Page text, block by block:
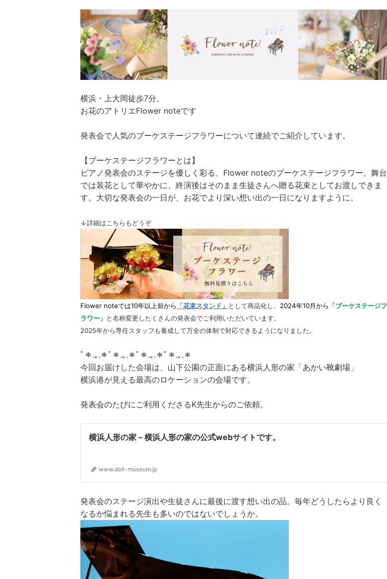
横浜・上大岡徒歩7分。
お花のアトリエFlower noteです
発表会で人気のブーケステージフラワーについて連続でご紹介しています。
【ブーケステージフラワーとは】
ピアノ発表会のステージを優しく彩る、Flower noteのブーケステージフラワー。舞台
では装花として華やかに、終演後はそのまま生徒さんへ贈る花束としてお渡しできま
す。大切な発表会の一日が、お花でより深い想い出の一日になりますように。
↓詳細はこちらもどうぞ
Flower noteでは10年以上前から 「花束スタンド」 として商品化し、 2024年10月から 「ブーケステージフ
ラワー」 と名称変更したくさんの発表会でご利用いただいています。
2025年から専任スタッフも養成して万全の体制で対応できるようになりました。
ﾟ＊.｡.＊ﾟ＊.｡.＊ﾟ＊.｡.＊ﾟ＊.｡.＊
今回お届けした会場は、山下公園の正面にある横浜人形の家「あかい靴劇場」
横浜港が見える最高のロケーションの会場です。
発表会のたびにご利用くださるK先生からのご依頼。
横浜人形の家 – 横浜人形の家の公式webサイトです。
www.doll-museum.jp
発表会のステージ演出や生徒さんに最後に渡す想い出の品。毎年どうしたらより良く
なるか悩まれる先生も多いのではないでしょうか。